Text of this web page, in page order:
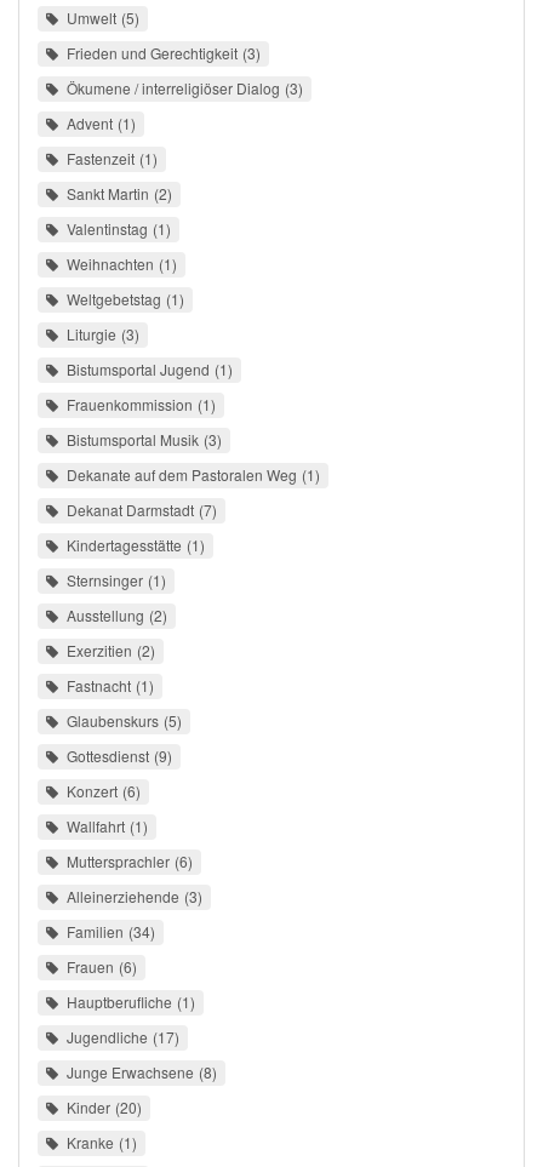
Umwelt 5
Frieden und Gerechtigkeit 3
Ökumene / interreligiöser Dialog 3
Advent 1
Fastenzeit 1
Sankt Martin 2
Valentinstag 1
Weihnachten 1
Weltgebetstag 1
Liturgie 3
Bistumsportal Jugend 1
Frauenkommission 1
Bistumsportal Musik 3
Dekanate auf dem Pastoralen Weg 1
Dekanat Darmstadt 7
Kindertagesstätte 1
Sternsinger 1
Ausstellung 2
Exerzitien 2
Fastnacht 1
Glaubenskurs 5
Gottesdienst 9
Konzert 6
Wallfahrt 1
Muttersprachler 6
Alleinerziehende 3
Familien 34
Frauen 6
Hauptberufliche 1
Jugendliche 17
Junge Erwachsene 8
Kinder 20
Kranke 1